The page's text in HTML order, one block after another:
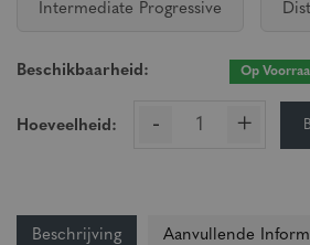
Intermediate Progressive
Beschikbaarheid: Op
Hoeveelheid: - +
Beschrijving Aanvullende